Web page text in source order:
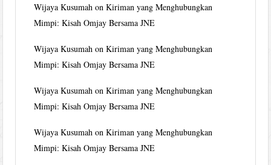
Wijaya Kusumah onKiriman yang Menghubungkan
Mimpi: Kisah Omjay Bersama JNE
Wijaya Kusumah onKiriman yang Menghubungkan
Mimpi: Kisah Omjay Bersama JNE
Wijaya Kusumah onKiriman yang Menghubungkan
Mimpi: Kisah Omjay Bersama JNE
Wijaya Kusumah onKiriman yang Menghubungkan
Mimpi: Kisah Omjay Bersama JNE